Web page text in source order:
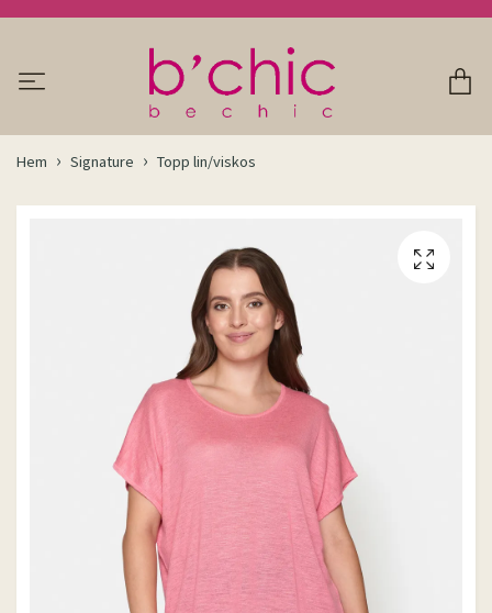
Hem Signature Topp lin/viskos